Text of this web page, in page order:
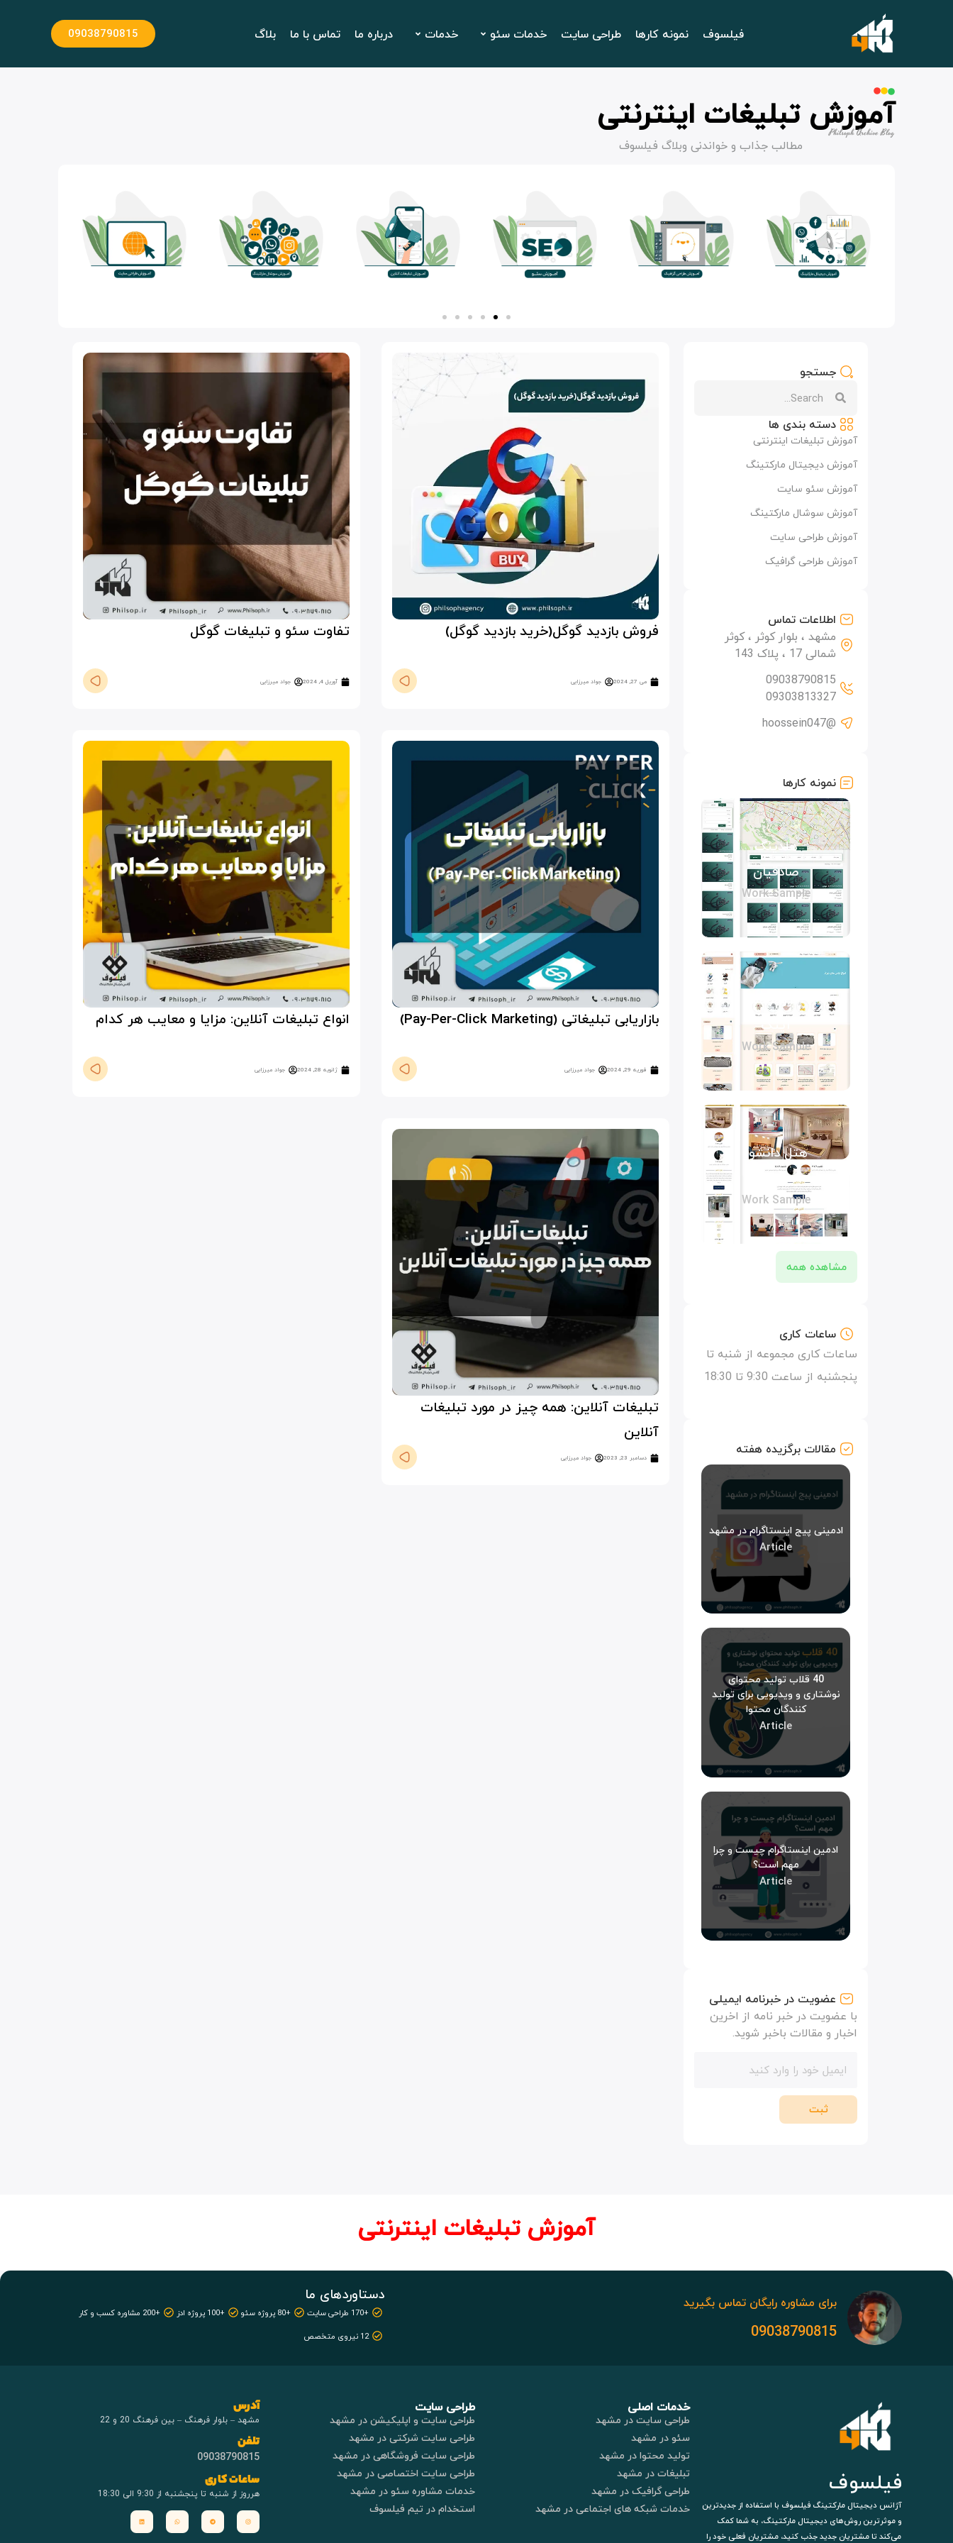
فیلسوف نمونه کارها طراحی سایت خدمات سئو خدمات درباره ما تماس با ما بلاگ 09038790815
آموزش تبلیغات اینترنتی
Philsoph Archive Blog
مطالب جذاب و خواندنی وبلاگ فیلسوف
فروش بازدید گوگل(خرید بازدید گوگل)
می 27, 2024 جواد میرزایی
تفاوت سئو و تبلیغات گوگل
آوریل 4, 2024 جواد میرزایی
بازاریابی تبلیغاتی (Pay-Per-Click Marketing)
فوریه 29, 2024 جواد میرزایی
انواع تبلیغات آنلاین: مزایا و معایب هر کدام
ژانویه 28, 2024 جواد میرزایی
تبلیغات آنلاین: همه چیز در مورد تبلیغات
آنلاین
دسامبر 23, 2023 جواد میرزایی
جستجو
دسته بندی ها
آموزش تبلیغات اینترنتی
آموزش دیجیتال مارکتینگ
آموزش سئو سایت
آموزش سوشال مارکتینگ
آموزش طراحی سایت
آموزش طراحی گرافیک
اطلاعات تماس
مشهد ، بلوار کوثر ، کوثر
شمالی 17 ، پلاک 143
09038790815
09303813327
@hoossein047
نمونه کارها
هلدینگ
صادقیان
Work Sample
فروشگاه
آیتک
Work Sample
هتل دانشور
مشهد
Work Sample
مشاهده همه
ساعات کاری
ساعات کاری مجموعه از شنبه تا
پنجشنبه از ساعت 9:30 تا 18:30
مقالات برگزیده هفته
ادمینی پیج اینستاگرام در مشهد
Article
40 قلاب تولید محتوای
نوشتاری و ویدیویی برای تولید
کنندگان محتوا
Article
ادمین اینستاگرام چیست و چرا
مهم است؟
Article
عضویت در خبرنامه ایمیلی
با عضویت در خبر نامه از اخرین
اخبار و مقالات باخبر شوید.
ثبت
آموزش تبلیغات اینترنتی
برای مشاوره رایگان تماس بگیرید
09038790815
دستاوردهای ما
+170 طراحی سایت +80 پروژه سئو +100 پروژه ادز
+200 مشاوره کسب و کار
12 نیروی متخصص
فیلسوف
آژانس دیجیتال مارکتینگ فیلسوف با استفاده از جدیدترین
و موثرترین روش‌های دیجیتال مارکتینگ، به شما کمک
می‌کند تا مشتریان جدید جذب کنید، مشتریان فعلی خود را
خدمات اصلی
طراحی سایت در مشهد
سئو در مشهد
تولید محتوا در مشهد
تبلیغات در مشهد
طراحی گرافیک در مشهد
خدمات شبکه های اجتماعی در مشهد
طراحی سایت
طراحی سایت و اپلیکیشن در مشهد
طراحی سایت شرکتی در مشهد
طراحی سایت فروشگاهی در مشهد
طراحی سایت اختصاصی در مشهد
خدمات مشاوره سئو در مشهد
استخدام در تیم فیلسوف
آدرس
مشهد – بلوار فرهنگ – بین فرهنگ 20 و 22
تلفن
09038790815
ساعات کاری
هرروز از شنبه تا پنجشنبه از 9:30 الی 18:30